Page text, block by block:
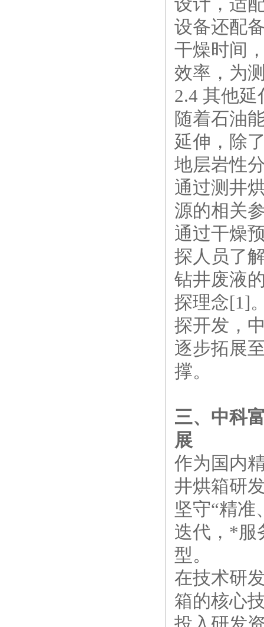
设备还配
干燥时间
效率，为
2.4 其他
随着石油
延伸，除
地层岩性
通过测井
源的相关
通过干燥
探人员了
钻井废液
探理念[1]
探开发，
逐步拓展
撑。
三、中科
展
作为国内
井烘箱研
坚守“精
迭代，*服
型。
在技术研
箱的核心